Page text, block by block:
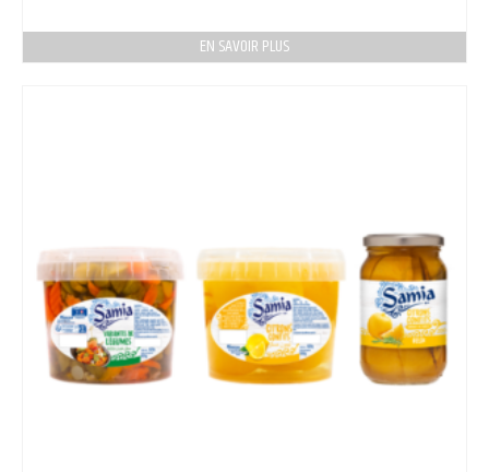
EN SAVOIR PLUS